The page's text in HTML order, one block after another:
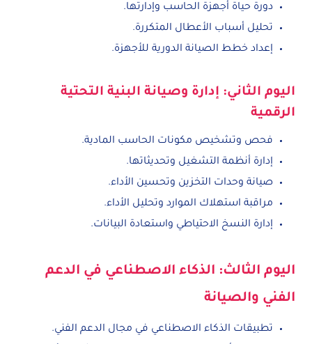
دورة حياة أجهزة الحاسب وإدارتها.
تحليل أسباب الأعطال المتكررة.
إعداد خطط الصيانة الدورية للأجهزة.
اليوم الثاني: إدارة وصيانة البنية التحتية
الرقمية
فحص وتشخيص مكونات الحاسب المادية.
إدارة أنظمة التشغيل وتحديثاتها.
صيانة وحدات التخزين وتحسين الأداء.
مراقبة استهلاك الموارد وتحليل الأداء.
إدارة النسخ الاحتياطي واستعادة البيانات.
اليوم الثالث: الذكاء الاصطناعي في الدعم
الفني والصيانة
تطبيقات الذكاء الاصطناعي في مجال الدعم الفني.